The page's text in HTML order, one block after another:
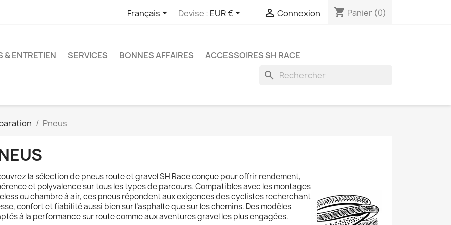
Français Devise : EUR €  Connexion shopping_cart Panier (0)
& ENTRETIEN SERVICES BONNES AFFAIRES ACCESSOIRES SH RACE
search
Pneus
la sélection de pneus route et gravel SH Race conçue pour offrir rendement,
et polyvalence sur tous les types de parcours. Compatibles avec les montages
ou chambre à air, ces pneus répondent aux exigences des cyclistes recherchant
confort et fiabilité aussi bien sur l’asphalte que sur les chemins. Des modèles
à la performance sur route comme aux aventures gravel les plus engagées.